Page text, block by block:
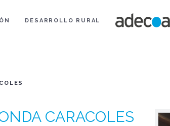
DESARROLLO RURAL
CARACOLES